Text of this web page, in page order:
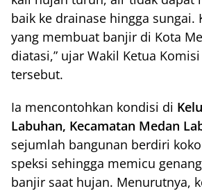
baik ke drainase hingga sungai.
yang membuat banjir di Kota
diatasi,” ujar Wakil Ketua
tersebut.
Ia mencontohkan kondisi di
Labuhan, Kecamatan Medan
sejumlah bangunan berdiri
speksi sehingga memicu
banjir saat hujan. Menurutnya,